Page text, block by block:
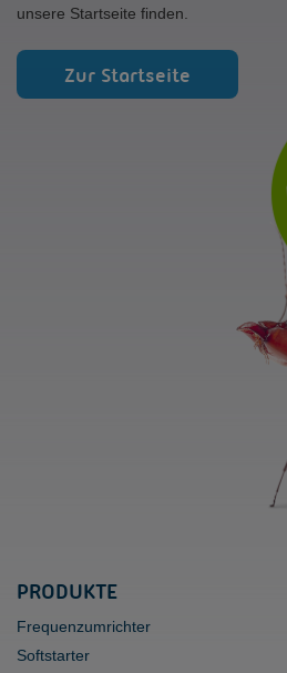
unsere Startseite finden.
Zur Startseite
PRODUKTE
Frequenzumrichter
Softstarter